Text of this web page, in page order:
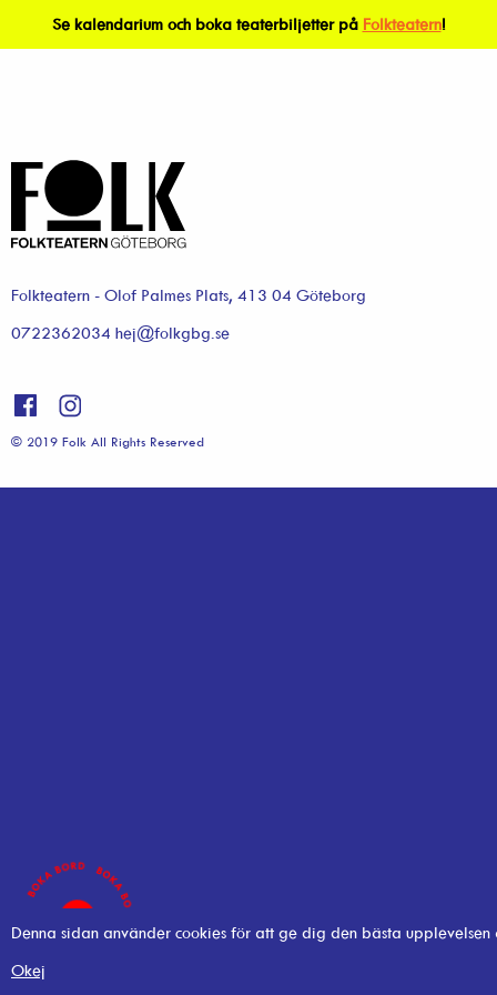
Se kalendarium och boka teaterbiljetter på Folkteatern!
Folkteatern - Olof Palmes Plats, 413 04 Göteborg
0722362034 hej@folkgbg.se
© 2019 Folk All Rights Reserved
Denna sidan använder cookies för att ge dig den bästa
Okej